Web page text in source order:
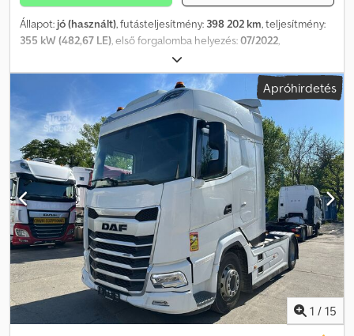
Állapot: jó (használt), futásteljesítmény: 398 202 km, teljesítmény:
355 kW (482,67 LE), első forgalomba helyezés:07/2022,
, tengelyelrendezés:
szín:fehér, vezetőfülke:alvófülke, hajtástípus:automata,
, Gyártási év:2022 , Felszereltség:ABS,
AdBlue, EBS (Elektronikus fékrendszer), elektromos
ablakemelő, fedélzeti számítógép, hűtőszekrény, koromszűrő,
ködlámpák, központi zár, légkondicionálás, = További
lehetőségek és tartozékok = - Alumínium üzemanyagtartály -
Laprugós felfüggesztés - Klímaberendezés - Légrugós
felfüggesztés - Légrugós ülések - Részecskeszűrő - Rádió/CD-
lejátszó Dsdpfx Aiozrpb Ssqeck - Alvókabin - Napellenző -
Szerszámtároló = Megjegyzések = DAF XF480 SSC, standard,
fehér színű, 202 km, XLRTEH4300G409098, állóhelyzeti klíma =
További információk = Első tengely: kormányozható Motor
hengerűrtartalma: 12 902 cm³ Üres súly: 8052 kg Megengedett
raktér: 27 820 kg Össztömeg: 35 872 kg Károk: nincsenek
Garancia: 2 egység: DAF XF480 SSC, 10/év, standard, fehér,
XLRTEH4300G415555, 341 051 km, állóhelyzeti klíma, új tachográf
Apróhirdetés
1 / 15